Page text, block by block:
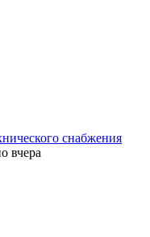
снабжения
вчера